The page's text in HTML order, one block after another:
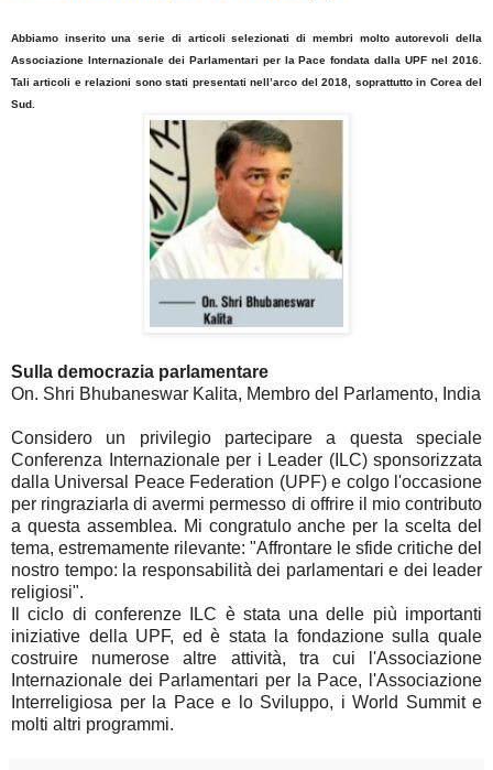
Abbiamo inserito una serie di articoli selezionati di membri molto autorevoli della
Associazione Internazionale dei Parlamentari per la Pace fondata dalla UPF nel 2016.
Tali articoli e relazioni sono stati presentati nell’arco del 2018, soprattutto in Corea del
Sud.
Sulla democrazia parlamentare
On. Shri Bhubaneswar Kalita, Membro del Parlamento, India
Considero un privilegio partecipare a questa speciale
Conferenza Internazionale per i Leader (ILC) sponsorizzata
dalla Universal Peace Federation (UPF) e colgo l'occasione
per ringraziarla di avermi permesso di offrire il mio contributo
a questa assemblea. Mi congratulo anche per la scelta del
tema, estremamente rilevante: "Affrontare le sfide critiche del
nostro tempo: la responsabilità dei parlamentari e dei leader
religiosi".
Il ciclo di conferenze ILC è stata una delle più importanti
iniziative della UPF, ed è stata la fondazione sulla quale
costruire numerose altre attività, tra cui l'Associazione
Internazionale dei Parlamentari per la Pace, l'Associazione
Interreligiosa per la Pace e lo Sviluppo, i World Summit e
molti altri programmi.